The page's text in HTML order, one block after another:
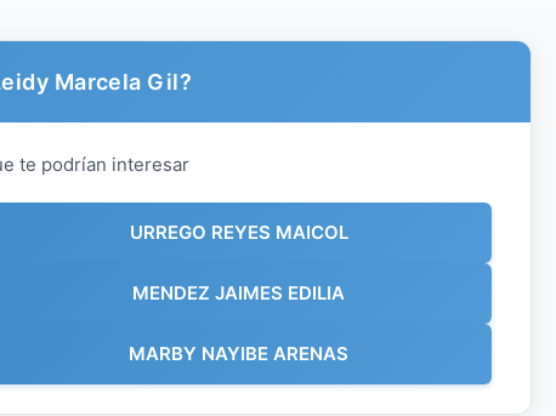
Marcela Gil?
te podrían interesar
URREGO REYES MAICOL
MENDEZ JAIMES EDILIA
MARBY NAYIBE ARENAS